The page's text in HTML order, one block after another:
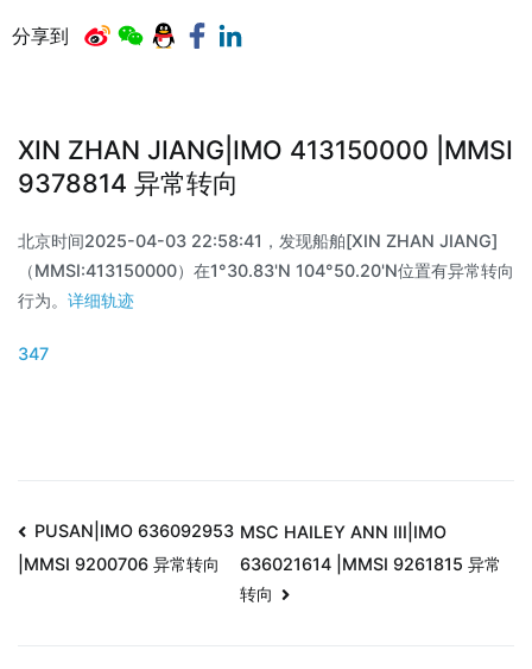
分享到
XIN ZHAN JIANG|IMO 413150000 |MMSI
9378814 异常转向
北京时间2025-04-03 22:58:41，发现船舶[XIN ZHAN JIANG]
（MMSI:413150000）在1°30.83'N 104°50.20'N位置有异常转向
行为。 详细轨迹
347
PUSAN|IMO 636092953
|MMSI 9200706 异常转向
MSC HAILEY ANN III|IMO
636021614 |MMSI 9261815 异常
转向